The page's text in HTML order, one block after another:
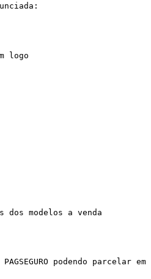
logo
dos modelos a venda
PAGSEGURO podendo